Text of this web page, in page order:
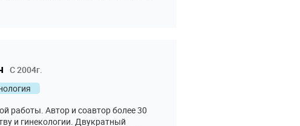
терапии по результатам
заболеваниями в
препаратов с заболеваниями
Эстетическая гинекология
Также опыт в лечении
патологиями. В каких
С 2004г.
работы. Автор и соавтор более 30
и гинекологии. Двукратный